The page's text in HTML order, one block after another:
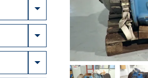
Toggle Dropdown
Toggle Dropdown
Toggle Dropdown